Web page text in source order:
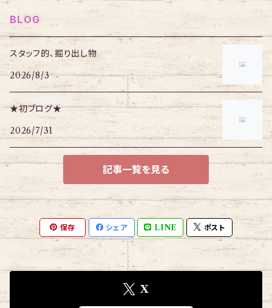
BLOG
スタッフ的、掘り出し物
2026/8/3
★初ブログ★
2026/7/31
記事一覧を見る
保存 シェア LINE ポスト
X